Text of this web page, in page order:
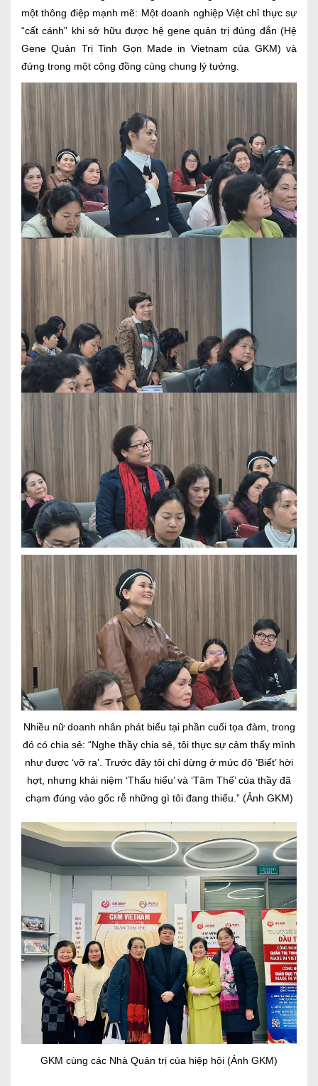
một thông điệp mạnh mẽ: Một doanh nghiệp Việt chỉ thực sự
“cất cánh” khi sở hữu được hệ gene quản trị đúng đắn (Hệ
Gene Quản Trị Tinh Gọn Made in Vietnam của GKM) và
đứng trong một cộng đồng cùng chung lý tưởng.
Nhiều nữ doanh nhân phát biểu tại phần cuối tọa đàm, trong
đó có chia sẻ: “Nghe thầy chia sẻ, tôi thực sự cảm thấy mình
như được ‘vỡ ra’. Trước đây tôi chỉ dừng ở mức độ ‘Biết’ hời
hợt, nhưng khái niệm ‘Thấu hiểu’ và ‘Tâm Thế’ của thầy đã
chạm đúng vào gốc rễ những gì tôi đang thiếu.” (Ảnh GKM)
GKM cùng các Nhà Quản trị của hiệp hội (Ảnh GKM)